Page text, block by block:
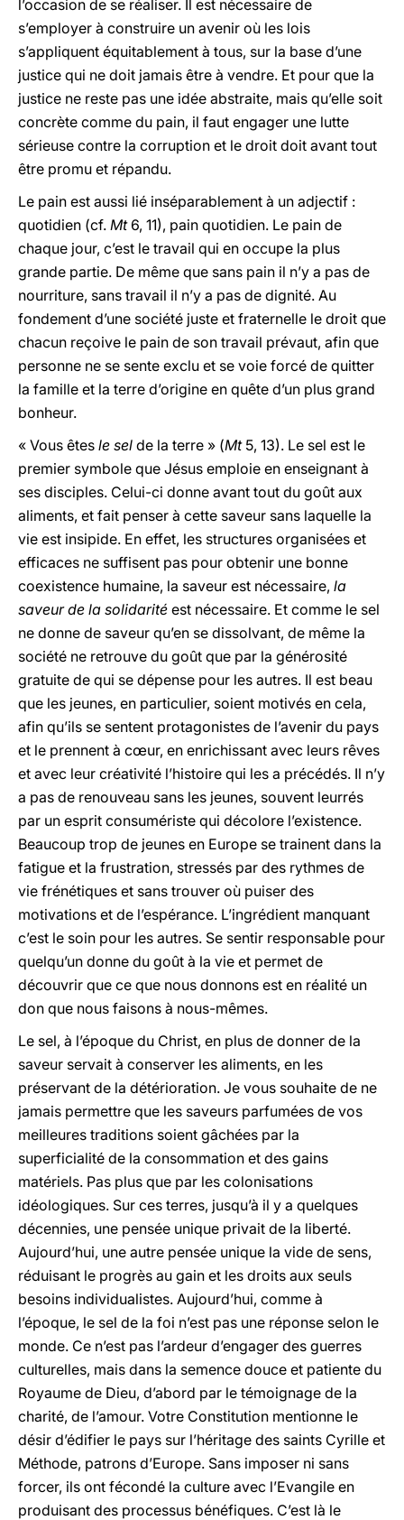
l’occasion de se réaliser. Il est nécessaire de
s’employer à construire un avenir où les lois
s’appliquent équitablement à tous, sur la base d’une
justice qui ne doit jamais être à vendre. Et pour que la
justice ne reste pas une idée abstraite, mais qu’elle soit
concrète comme du pain, il faut engager une lutte
sérieuse contre la corruption et le droit doit avant tout
être promu et répandu.
Le pain est aussi lié inséparablement à un adjectif :
quotidien (cf. Mt6, 11), pain quotidien. Le pain de
chaque jour, c’est le travail qui en occupe la plus
grande partie. De même que sans pain il n’y a pas de
nourriture, sans travail il n’y a pas de dignité. Au
fondement d’une société juste et fraternelle le droit que
chacun reçoive le pain de son travail prévaut, afin que
personne ne se sente exclu et se voie forcé de quitter
la famille et la terre d’origine en quête d’un plus grand
bonheur.
« Vous êtes le sel de la terre » (Mt5, 13). Le sel est le
premier symbole que Jésus emploie en enseignant à
ses disciples. Celui-ci donne avant tout du goût aux
aliments, et fait penser à cette saveur sans laquelle la
vie est insipide. En effet, les structures organisées et
efficaces ne suffisent pas pour obtenir une bonne
coexistence humaine, la saveur est nécessaire, la
saveur de la solidarité est nécessaire. Et comme le sel
ne donne de saveur qu’en se dissolvant, de même la
société ne retrouve du goût que par la générosité
gratuite de qui se dépense pour les autres. Il est beau
que les jeunes, en particulier, soient motivés en cela,
afin qu’ils se sentent protagonistes de l’avenir du pays
et le prennent à cœur, en enrichissant avec leurs rêves
et avec leur créativité l’histoire qui les a précédés. Il n’y
a pas de renouveau sans les jeunes, souvent leurrés
par un esprit consumériste qui décolore l’existence.
Beaucoup trop de jeunes en Europe se trainent dans la
fatigue et la frustration, stressés par des rythmes de
vie frénétiques et sans trouver où puiser des
motivations et de l’espérance. L’ingrédient manquant
c’est le soin pour les autres. Se sentir responsable pour
quelqu’un donne du goût à la vie et permet de
découvrir que ce que nous donnons est en réalité un
don que nous faisons à nous-mêmes.
Le sel, à l’époque du Christ, en plus de donner de la
saveur servait à conserver les aliments, en les
préservant de la détérioration. Je vous souhaite de ne
jamais permettre que les saveurs parfumées de vos
meilleures traditions soient gâchées par la
superficialité de la consommation et des gains
matériels. Pas plus que par les colonisations
idéologiques. Sur ces terres, jusqu’à il y a quelques
décennies, une pensée unique privait de la liberté.
Aujourd’hui, une autre pensée unique la vide de sens,
réduisant le progrès au gain et les droits aux seuls
besoins individualistes. Aujourd’hui, comme à
l’époque, le sel de la foi n’est pas une réponse selon le
monde. Ce n’est pas l’ardeur d’engager des guerres
culturelles, mais dans la semence douce et patiente du
Royaume de Dieu, d’abord par le témoignage de la
charité, de l’amour. Votre Constitution mentionne le
désir d’édifier le pays sur l’héritage des saints Cyrille et
Méthode, patrons d’Europe. Sans imposer ni sans
forcer, ils ont fécondé la culture avec l’Evangile en
produisant des processus bénéfiques. C’est là le